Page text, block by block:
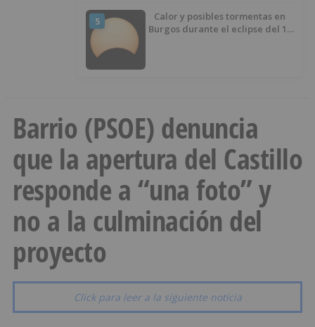
5
Calor y posibles tormentas en
Burgos durante el eclipse del 12
Barrio (PSOE) denuncia
que la apertura del Castillo
responde a “una foto” y
no a la culminación del
proyecto
Click para leer a la siguiente noticia